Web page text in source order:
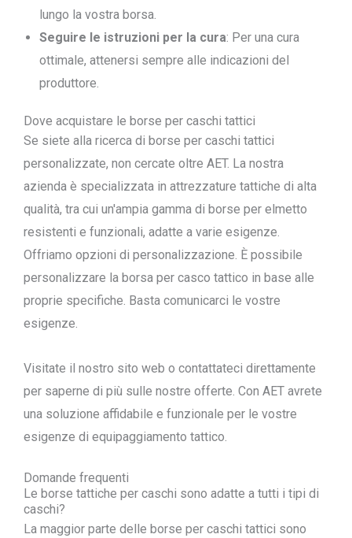
lungo la vostra borsa.
Seguire le istruzioni per la cura: Per una cura
ottimale, attenersi sempre alle indicazioni del
produttore.
Dove acquistare le borse per caschi tattici
Se siete alla ricerca di borse per caschi tattici
personalizzate, non cercate oltre AET. La nostra
azienda è specializzata in attrezzature tattiche di alta
qualità, tra cui un'ampia gamma di borse per elmetto
resistenti e funzionali, adatte a varie esigenze.
Offriamo opzioni di personalizzazione. È possibile
personalizzare la borsa per casco tattico in base alle
proprie specifiche. Basta comunicarci le vostre
esigenze.
Visitate il nostro sito web o contattateci direttamente
per saperne di più sulle nostre offerte. Con AET avrete
una soluzione affidabile e funzionale per le vostre
esigenze di equipaggiamento tattico.
Domande frequenti
Le borse tattiche per caschi sono adatte a tutti i tipi di
caschi?
La maggior parte delle borse per caschi tattici sono